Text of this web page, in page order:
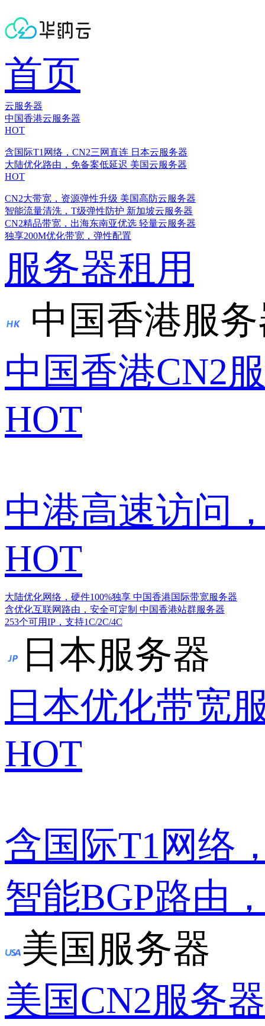
首页
云服务器
中国香港云服务器
HOT
含国际T1网络，CN2三网直连 日本云服务器
大陆优化路由，免备案低延迟 美国云服务器
HOT
CN2大带宽，资源弹性升级 美国高防云服务器
智能流量清洗，T级弹性防护 新加坡云服务器
CN2精品带宽，出海东南亚优选 轻量云服务器
独享200M优化带宽，弹性配置
服务器租用
中国香港服
中国香港CN2
HOT
中港高速访问
HOT
大陆优化网络，硬件100%独享 中国香港国际带宽服务器
含优化互联网路由，安全可定制 中国香港站群服务器
253个可用IP，支持1C/2C/4C
日本服务器
日本优化带宽
HOT
含国际T1网络
智能BGP路由
美国服务器
美国CN2服务器